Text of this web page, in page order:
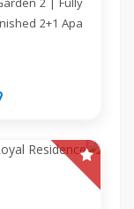
2+1 Apa…